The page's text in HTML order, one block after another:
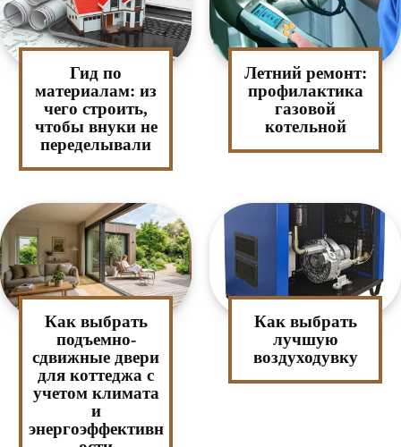
Гид по
материалам: из
чего строить,
чтобы внуки не
переделывали
Летний ремонт:
профилактика
газовой
котельной
Как выбрать
подъемно-
сдвижные двери
для коттеджа с
учетом климата
и
энергоэффективн
Как выбрать
лучшую
воздуходувку